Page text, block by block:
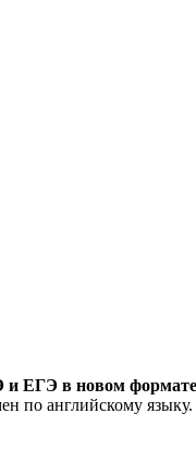
и ЕГЭ в новом формате
по английскому языку.